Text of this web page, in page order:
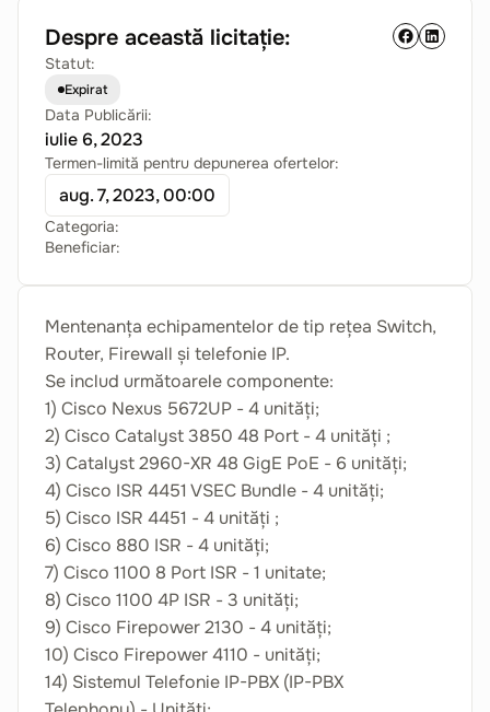
Despre această licitație:
Statut:
Expirat
Data Publicării:
iulie 6, 2023
Termen-limită pentru depunerea ofertelor:
aug. 7, 2023, 00:00
Categoria:
Beneficiar:
Mentenanța echipamentelor de tip rețea Switch,
Router, Firewall și telefonie IP.
Se includ următoarele componente:
1) Cisco Nexus 5672UP - 4 unități;
2) Cisco Catalyst 3850 48 Port - 4 unități ;
3) Catalyst 2960-XR 48 GigE PoE - 6 unități;
4) Cisco ISR 4451 VSEC Bundle - 4 unități;
5) Cisco ISR 4451 - 4 unități ;
6) Cisco 880 ISR - 4 unități;
7) Cisco 1100 8 Port ISR - 1 unitate;
8) Cisco 1100 4P ISR - 3 unități;
9) Cisco Firepower 2130 - 4 unități;
10) Cisco Firepower 4110 - unități;
14) Sistemul Telefonie IP-PBX (IP-PBX